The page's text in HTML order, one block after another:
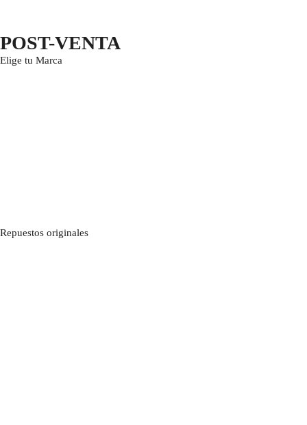
POST-VENTA
Elige tu Marca
Repuestos originales